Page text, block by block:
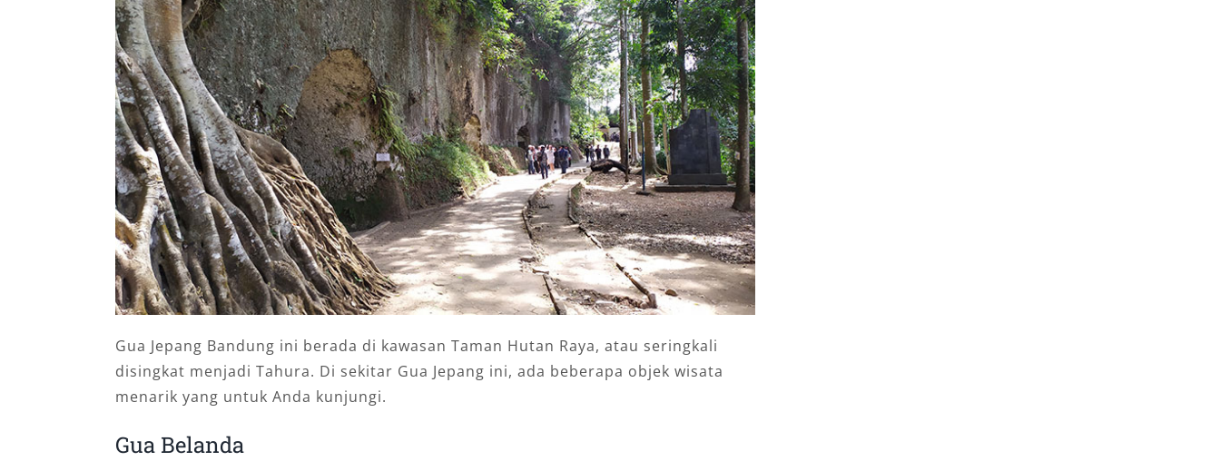
Gua Jepang Bandung ini berada di kawasan Taman Hutan Raya, atau seringkali
disingkat menjadi Tahura. Di sekitar Gua Jepang ini, ada beberapa objek wisata
menarik yang untuk Anda kunjungi.
Gua Belanda